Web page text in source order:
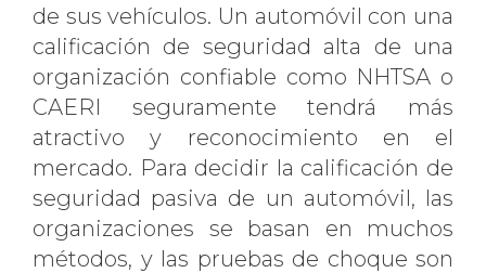
de sus vehículos. Un automóvil con una
calificación de seguridad alta de una
organización confiable como NHTSA o
CAERI seguramente tendrá más
atractivo y reconocimiento en el
mercado. Para decidir la calificación de
seguridad pasiva de un automóvil, las
organizaciones se basan en muchos
métodos, y las pruebas de choque son